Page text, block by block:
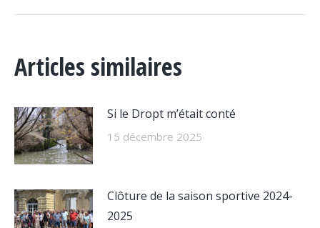
Articles similaires
Si le Dropt m’était conté
15 décembre 2025
Clôture de la saison sportive 2024-
2025